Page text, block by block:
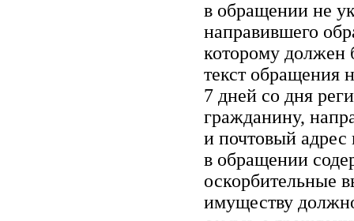
в обращении не
направившего
которому должен
текст обращения
7 дней со дня
гражданину,
и почтовый
в обращении
оскорбительные
имуществу